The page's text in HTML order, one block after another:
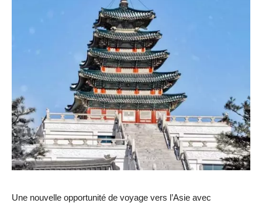
Une nouvelle opportunité de voyage vers l’Asie avec